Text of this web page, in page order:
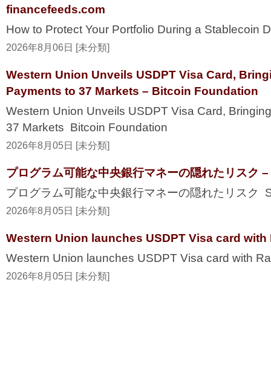
financefeeds.com
How to Protect Your Portfolio During a Stablecoin
2026年8月06日 [未分類]
Western Union Unveils USDPT Visa Card,
Payments to 37 Markets – Bitcoin Foundation
Western Union Unveils USDPT Visa Card,
37 Markets Bitcoin Foundation
2026年8月05日 [未分類]
プログラム可能な中央銀行マネーの隠れたリスク
プログラム可能な中央銀行マネーの隠れたリスク
2026年8月05日 [未分類]
Western Union launches USDPT Visa card
Western Union launches USDPT Visa card with
2026年8月05日 [未分類]